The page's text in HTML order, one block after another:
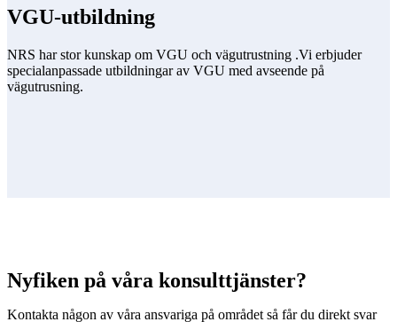
VGU-utbildning
NRS har stor kunskap om VGU och vägutrustning .Vi erbjuder
specialanpassade utbildningar av VGU med avseende på
vägutrusning.
Nyfiken på våra konsulttjänster?
Kontakta någon av våra ansvariga på området så får du direkt svar